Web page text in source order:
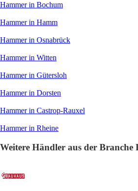
Hammer in Bochum
Hammer in Hamm
Hammer in Osnabrück
Hammer in Witten
Hammer in Gütersloh
Hammer in Dorsten
Hammer in Castrop-Rauxel
Hammer in Rheine
Weitere Händler aus der Branche